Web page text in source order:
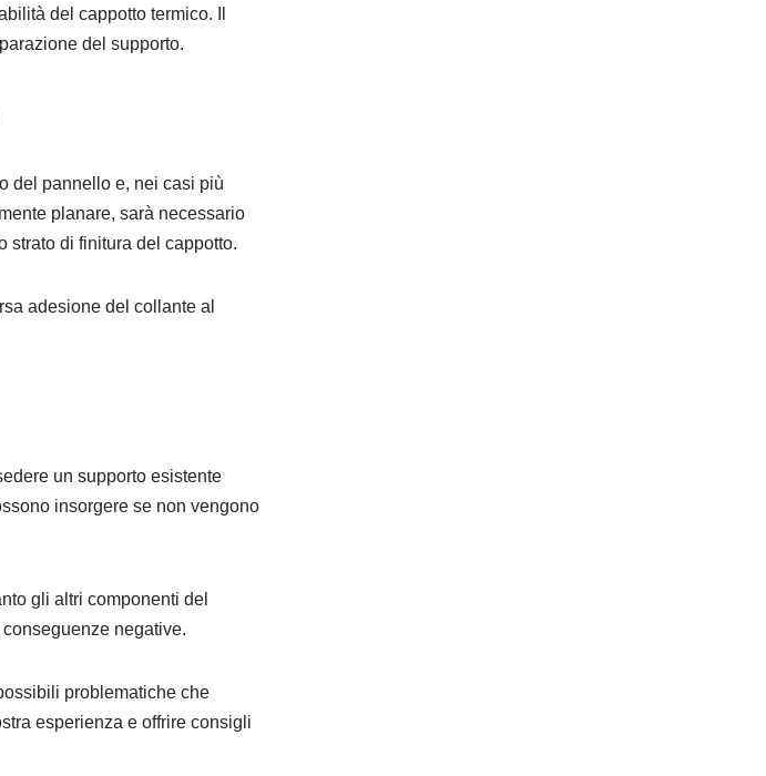
del cappotto termico. Il
del supporto.
del pannello e, nei casi più
planare, sarà necessario
strato di finitura del cappotto.
adesione del collante al
un supporto esistente
insorgere se non vengono
gli altri componenti del
negative.
problematiche che
esperienza e offrire consigli